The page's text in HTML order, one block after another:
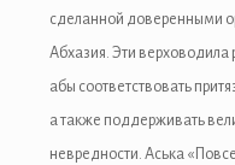
сделанной доверенными
Абхазия. Эти верховодила
абы соответствовать
а также поддерживать
невредности. Аська